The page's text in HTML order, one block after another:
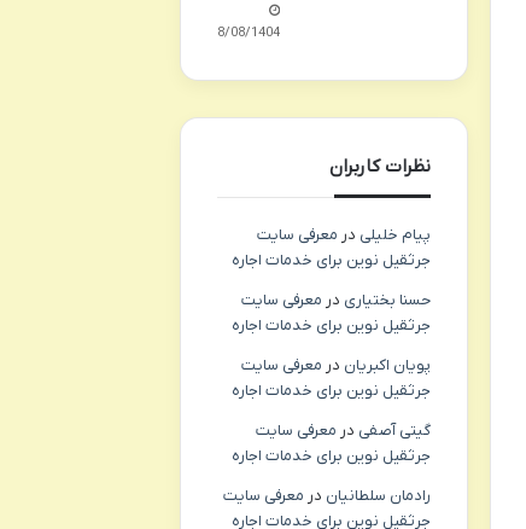
08/08/1404
نظرات کاربران
پیام خلیلی در معرفی سایت
جرثقیل نوین برای خدمات اجاره
حسنا بختیاری در معرفی سایت
جرثقیل نوین برای خدمات اجاره
پویان اکبریان در معرفی سایت
جرثقیل نوین برای خدمات اجاره
گیتی آصفی در معرفی سایت
جرثقیل نوین برای خدمات اجاره
رادمان سلطانیان در معرفی سایت
جرثقیل نوین برای خدمات اجاره